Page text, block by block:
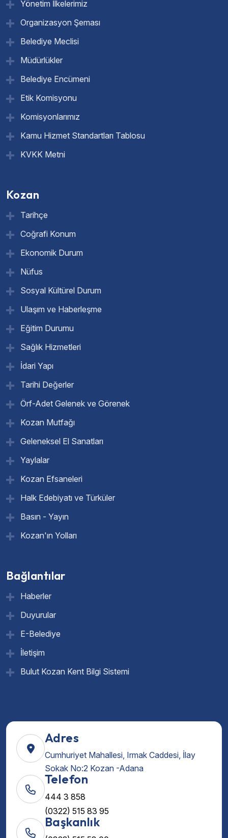
Yönetim İlkelerimiz
Organizasyon Şeması
Belediye Meclisi
Müdürlükler
Belediye Encümeni
Etik Komisyonu
Komisyonlarımız
Kamu Hizmet Standartları Tablosu
KVKK Metni
Kozan
Tarihçe
Coğrafi Konum
Ekonomik Durum
Nüfus
Sosyal Kültürel Durum
Ulaşım ve Haberleşme
Eğitim Durumu
Sağlık Hizmetleri
İdari Yapı
Tarihi Değerler
Örf-Adet Gelenek ve Görenek
Kozan Mutfağı
Geleneksel El Sanatları
Yaylalar
Kozan Efsaneleri
Halk Edebiyatı ve Türküler
Basın - Yayın
Kozan'ın Yolları
Bağlantılar
Haberler
Duyurular
E-Belediye
İletişim
Bulut Kozan Kent Bilgi Sistemi
Adres
Cumhuriyet Mahallesi, Irmak Caddesi, İlay
Sokak No:2 Kozan -Adana
Telefon
444 3 858
(0322) 515 83 95
Başkanlık